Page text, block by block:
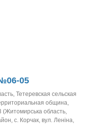
05
Тетеревская сельская
община,
(Житомирська область,
с. Корчак, вул. Леніна,